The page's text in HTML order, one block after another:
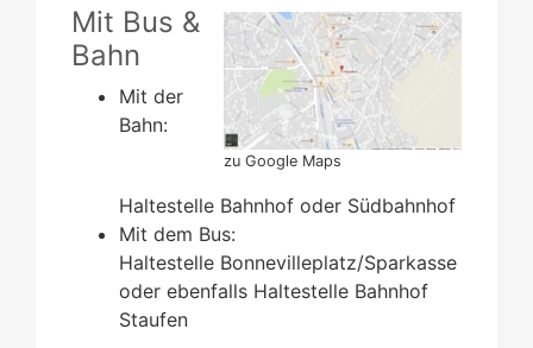
zu Google Maps
Mit Bus &
Bahn
Mit der
Bahn:
Haltestelle Bahnhof oder Südbahnhof
Mit dem Bus:
Haltestelle Bonnevilleplatz/Sparkasse
oder ebenfalls Haltestelle Bahnhof
Staufen